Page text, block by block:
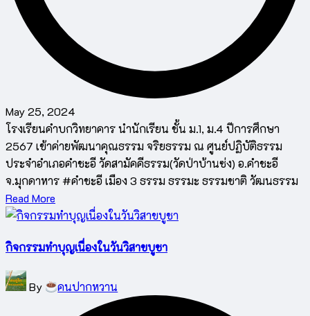
May 25, 2024
โรงเรียนคำบกวิทยาคาร นำนักเรียน ชั้น ม.1, ม.4 ปีการศึกษา
2567 เข้าค่ายพัฒนาคุณธรรม จริยธรรม ณ ศูนย์ปฏิบัติธรรม
ประจำอำเภอคำชะอี วัดสามัคคีธรรม(วัดป่าบ้านซ่ง) อ.คำชะอี
จ.มุกดาหาร #คำชะอี เมือง 3 ธรรม ธรรมะ ธรรมชาติ วัฒนธรรม
Read More
กิจกรรมทำบุญเนื่องในวันวิสาขบูชา
Posted
by
By คนปากหวาน